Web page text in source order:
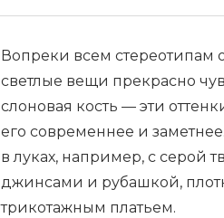
Вопреки всем стереотипам
светлые вещи прекрасно
слоновая кость — эти
его современнее и
в луках, например, с серой
джинсами и рубашкой,
трикотажным платьем.